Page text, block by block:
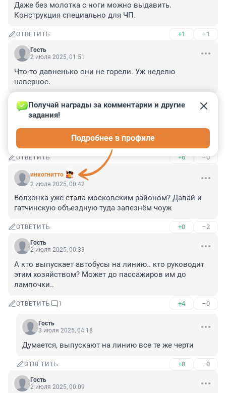
Даже без молотка с ноги можно выдавить.
Конструкция специально для ЧП.
ОТВЕТИТЬ +1 –1
Гость
2 июля 2025, 01:51
Что-то давненько они не горели. Уж неделю
наверное.
ОТВЕТИТЬ –0
Гость
Пожар был ликвидирован путем полного сгорания
ОТВЕТИТЬ +6 –0
инкогнитто
Получай награды за комментарии и другие
задания!
Подробнее в профиле
2 июля 2025, 00:42
Волхонка уже стала московским районом? Давай и
гатчинскую объездную туда запезнём чоуж
ОТВЕТИТЬ +0 –2
Гость
2 июля 2025, 00:33
А кто выпускает автобусы на линию.. кто руководит
этим хозяйством? Может до пассажиров им до
лампочки..
ОТВЕТИТЬ 1 +4 –0
Гость
3 июля 2025, 04:18
Думается, выпускают на линию все те же черти
ОТВЕТИТЬ +0 –0
Гость
2 июля 2025, 00:09